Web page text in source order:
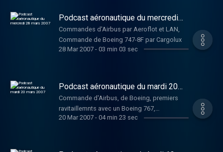
Podcast aéronautique du mercredi
28 mars 2007
Commandes d'Airbus par Aeroflot et LAN,
Commande de Boeing 747-8F par Cargolux
28 Mar 2007- 03 min 03 sec
Podcast aéronautique du mardi 20
mars 2007
Commande d'Airbus, de Boeing, premiers
ravitaillemnts avec un Boeing 767,
commande de Bombardier.
20 Mar 2007- 04 min 23 sec